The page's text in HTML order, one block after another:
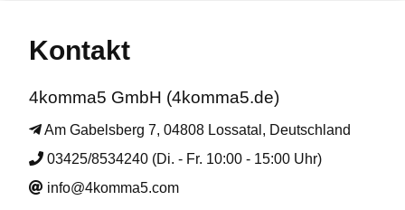
Kontakt
4komma5 GmbH (4komma5.de)
Am Gabelsberg 7, 04808 Lossatal, Deutschland
03425/8534240 (Di. - Fr. 10:00 - 15:00 Uhr)
info@4komma5.com